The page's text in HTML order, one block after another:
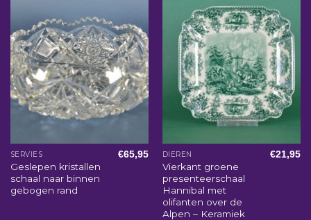
SERVIES
Geslepen kristallen
schaal naar binnen
gebogen rand
€65,95 DIEREN
Vierkant groene
presenteerschaal
Hannibal met
olifanten over de
Alpen – Keramiek
€21,95